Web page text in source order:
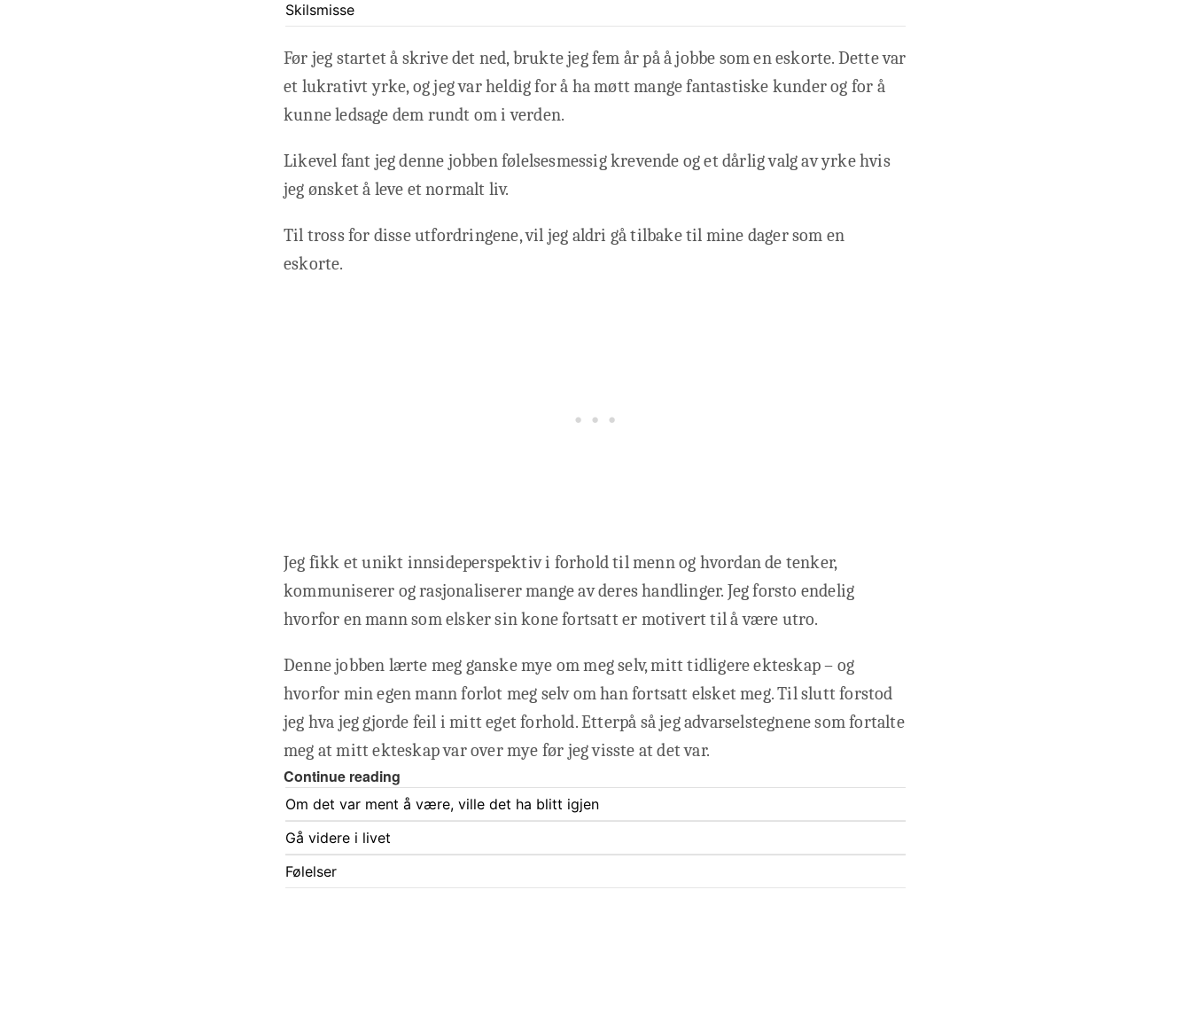
Skilsmisse
Før jeg startet å skrive det ned, brukte jeg fem år på å jobbe som en eskorte. Dette var
et lukrativt yrke, og jeg var heldig for å ha møtt mange fantastiske kunder og for å
kunne ledsage dem rundt om i verden.
Likevel fant jeg denne jobben følelsesmessig krevende og et dårlig valg av yrke hvis
jeg ønsket å leve et normalt liv.
Til tross for disse utfordringene, vil jeg aldri gå tilbake til mine dager som en
eskorte.
Jeg fikk et unikt innsideperspektiv i forhold til menn og hvordan de tenker,
kommuniserer og rasjonaliserer mange av deres handlinger. Jeg forsto endelig
hvorfor en mann som elsker sin kone fortsatt er motivert til å være utro.
Denne jobben lærte meg ganske mye om meg selv, mitt tidligere ekteskap – og
hvorfor min egen mann forlot meg selv om han fortsatt elsket meg. Til slutt forstod
jeg hva jeg gjorde feil i mitt eget forhold. Etterpå så jeg advarselstegnene som fortalte
meg at mitt ekteskap var over mye før jeg visste at det var.
Continue reading
Om det var ment å være, ville det ha blitt igjen
Gå videre i livet
Følelser